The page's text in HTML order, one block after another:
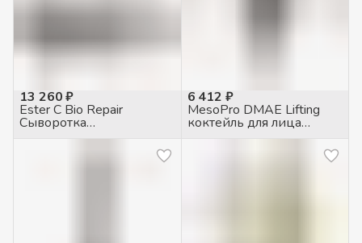
13 260 ₽
Ester C Bio Repair
Сыворотка
восстанавливающая,
6 412 ₽
MesoPro DMAE Lifting
коктейль для лица
укрепляющий, 5мл